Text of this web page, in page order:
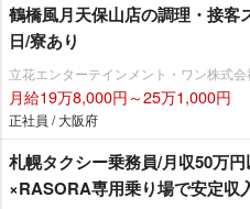
鶴橋風月天保山店の調理・接客
日/寮あり
立花エンターテインメント・ワン株式
月給19万8,000円～25万1,000円
正社員 / 大阪府
札幌タクシー乗務員/月収50万
×RASORA専用乗り場で安定収